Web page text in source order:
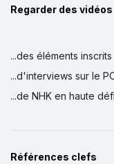
Regarder des vidéos
...des éléments inscrits
...d'interviews sur le
...de NHK en haute
Références clefs